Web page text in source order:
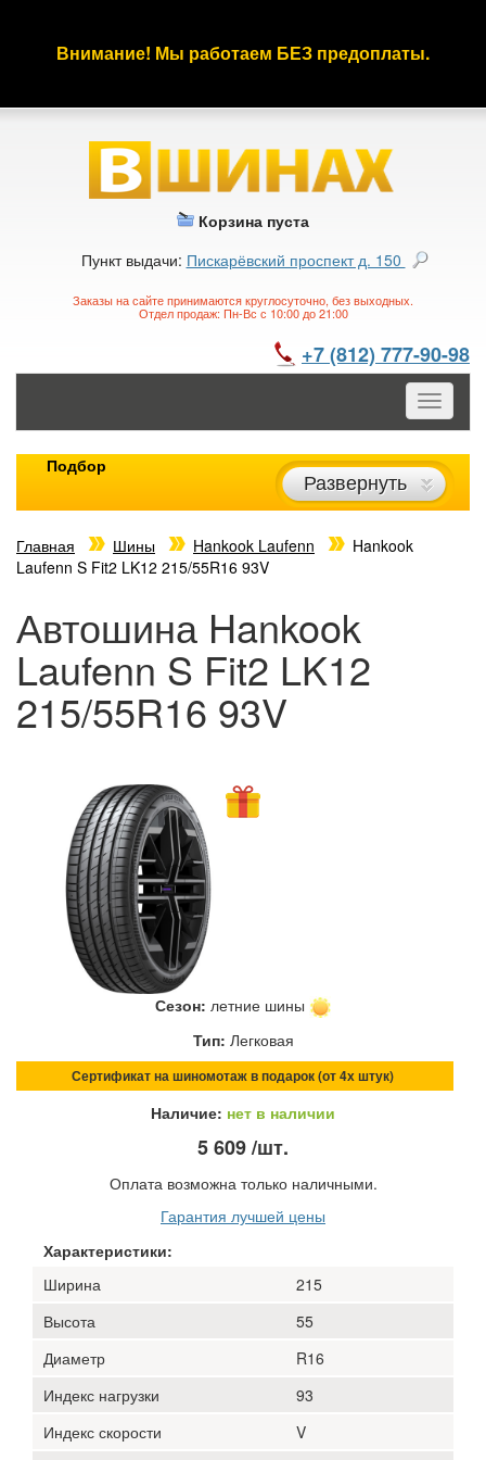
Внимание! Мы работаем БЕЗ предоплаты.
Корзина пуста
Пункт выдачи: Пискарёвский проспект д. 150
Заказы на сайте принимаются круглосуточно, без выходных.
Отдел продаж: Пн-Вс с 10:00 до 21:00
+7 (812) 777-90-98
Toggle
Подбор
Развернуть
Главная Шины Hankook Laufenn
Hankook
Laufenn S Fit2 LK12 215/55R16 93V
Автошина Hankook
Laufenn S Fit2 LK12
215/55R16 93V
Сезон: летние шины
Тип: Легковая
Сертификат на шиномотаж в подарок (от 4х штук)
Наличие: нет в наличии
5 609/шт.
Оплата возможна только наличными.
Гарантия лучшей цены
Характеристики:
Ширина
215
Высота
55
Диаметр
R16
Индекс нагрузки
93
Индекс скорости
V